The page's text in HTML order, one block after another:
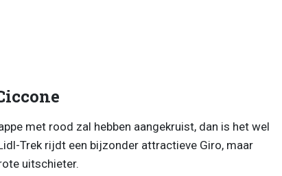
met rood zal hebben aangekruist, dan is het wel
Trek rijdt een bijzonder attractieve Giro, maar
uitschieter.